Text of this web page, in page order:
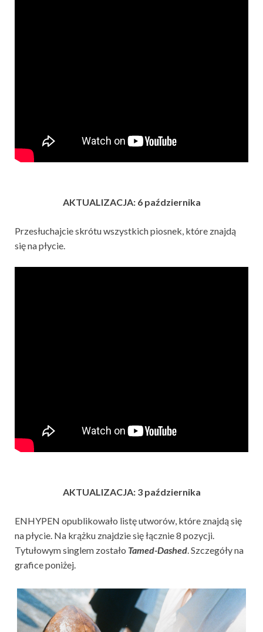
AKTUALIZACJA: 6 października
Przesłuchajcie skrótu wszystkich piosnek, które znajdą
się na płycie.
AKTUALIZACJA: 3 października
ENHYPEN opublikowało listę utworów, które znajdą się
na płycie. Na krążku znajdzie się łącznie 8 pozycji.
Tytułowym singlem zostało Tamed-Dashed. Szczegóły na
grafice poniżej.